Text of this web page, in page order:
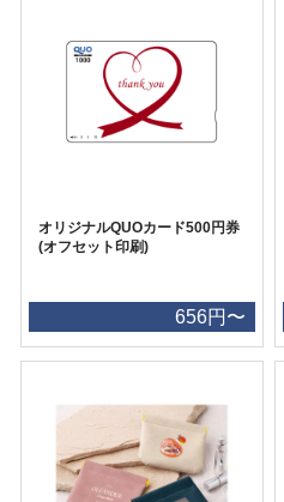
オリジナルQUOカード500円券
(オフセット印刷)
656円〜